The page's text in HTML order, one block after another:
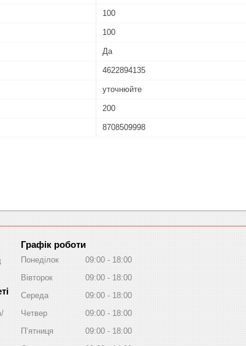
100
100
Да
4622894135
уточнюйте
200
8708509998
Графік роботи
Понеділок 09:00
18:00
Вівторок
09:00
18:00
Середа
09:00
18:00
Четвер
09:00
18:00
Пʼятниця
09:00
18:00